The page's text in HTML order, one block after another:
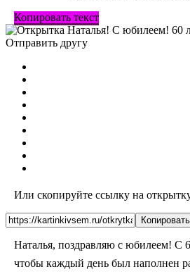
Копировать текст
Отправить другу
Или скопируйте ссылку на
Наталья, поздравляю с юбилеем! С
чтобы каждый день был наполнен